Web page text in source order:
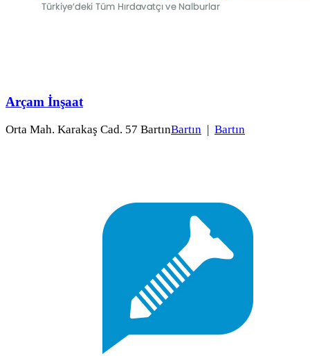
Arçam İnşaat
Orta Mah. Karakaş Cad. 57 BartınBartın | Bartın